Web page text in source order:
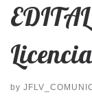
by